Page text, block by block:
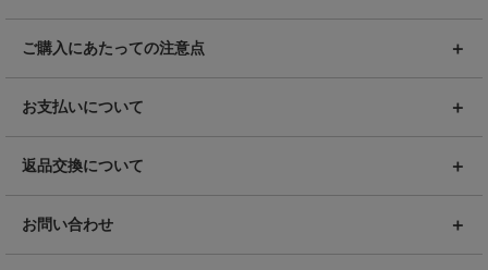
ご購入にあたっての注意点
お支払いについて
返品交換について
お問い合わせ